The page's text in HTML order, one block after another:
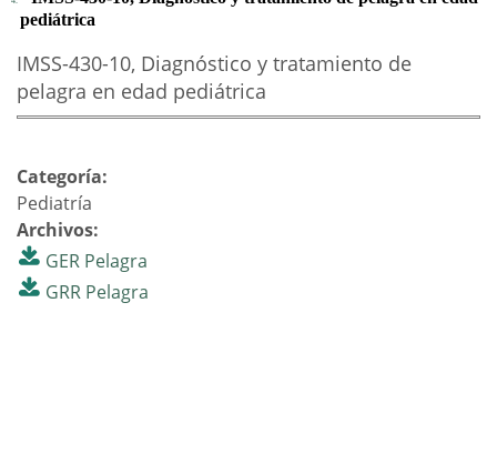
pediátrica
IMSS-430-10, Diagnóstico y tratamiento de
pelagra en edad pediátrica
Categoría:
Pediatría
Archivos:
GER Pelagra
GRR Pelagra